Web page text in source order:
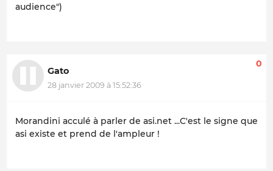
audience")
Gato
28 janvier 2009 à 15:52:36
0
Morandini acculé à parler de asi.net ...C'est le signe que
asi existe et prend de l'ampleur !